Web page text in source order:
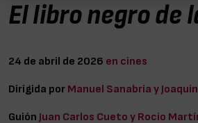
El libro negro de
24 de abril de 2026 en cines
Dirigida por Manuel Sanabria y
Guión Juan Carlos Cueto y Rocío